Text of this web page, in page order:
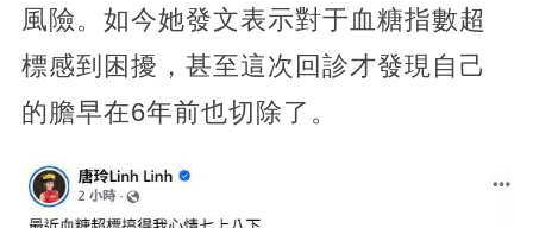
風險。如今她發文表示對于血糖指數超
標感到困擾，甚至這次回診才發現自己
的膽早在6年前也切除了。